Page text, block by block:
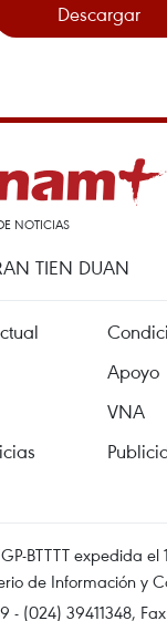
Descargar
NOTICIAS
TIEN DUAN
Apoyo
VNA
BTTTT expedida el
de Información y
- (024) 39411348,